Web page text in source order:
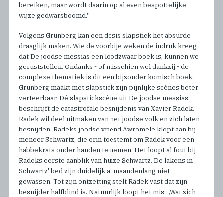
bereiken, maar wordt daarin op al even bespottelijke
wijze gedwarsboomd.''
Volgens Grunberg kan een dosis slapstick het absurde
draaglijk maken. Wie de voorbije weken de indruk kreeg
dat De joodse messias een loodzwaar boek is, kunnen we
geruststellen. Ondanks - of misschien wel dankzij - de
complexe thematiek is dit een bijzonder komisch boek.
Grunberg maakt met slapstick zijn pijnlijke scènes beter
verteerbaar. Dé slapstickscène uit De joodse messias
beschrijft de catastrofale besnijdenis van Xavier Radek.
Radek wil deel uitmaken van het joodse volk en zich laten
besnijden. Radeks joodse vriend Awromele klopt aan bij
meneer Schwartz, die erin toestemt om Radek voor een
habbekrats onder handen te nemen. Het loopt al fout bij
Radeks eerste aanblik van huize Schwartz. De lakens in
Schwartz' bed zijn duidelijk al maandenlang niet
gewassen. Tot zijn ontzetting stelt Radek vast dat zijn
besnijder halfblind is. Natuurlijk loopt het mis: ,,Wat zich